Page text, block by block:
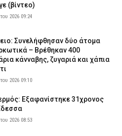
(βίντεο)
2026 09:24
Συνελήφθησαν δύο άτομα
– Βρέθηκαν 400
κάνναβης, ζυγαριά και χάπια
2026 09:10
Εξαφανίστηκε 31χρονος
2026 08:53